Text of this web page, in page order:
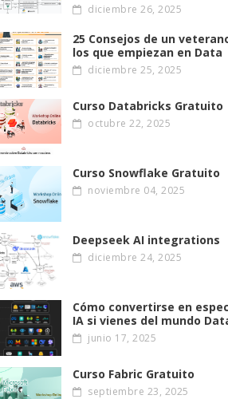
diciembre 26, 2025
25 Consejos de un
los que empiezan en Data
diciembre 25, 2025
Curso Databricks Gratuito
octubre 22, 2025
Curso Snowflake Gratuito
noviembre 04, 2025
Deepseek AI integrations
diciembre 24, 2025
Cómo convertirse en
IA si vienes del mundo
junio 17, 2025
Curso Fabric Gratuito
septiembre 23, 2025